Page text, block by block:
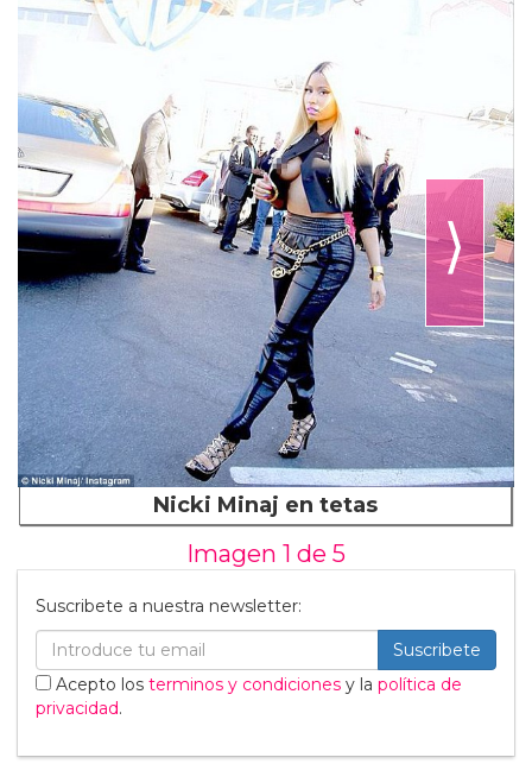
⟩
Nicki Minaj en tetas
Imagen 1 de 5
Suscribete a nuestra newsletter:
Suscribete
Acepto los terminos y condiciones y la política de
privacidad.